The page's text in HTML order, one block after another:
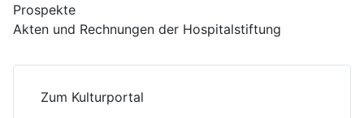
Prospekte
Akten und Rechnungen der Hospitalstiftung
Zum Kulturportal